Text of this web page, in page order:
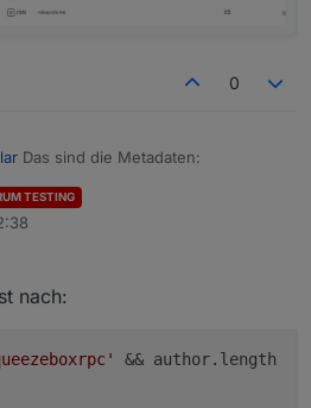
0
Das sind die Metadaten:
TESTING
nach:
&& author.length